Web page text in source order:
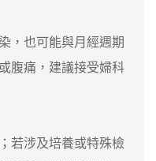
也可能與月經週期
腹痛，建議接受婦科
涉及培養或特殊檢